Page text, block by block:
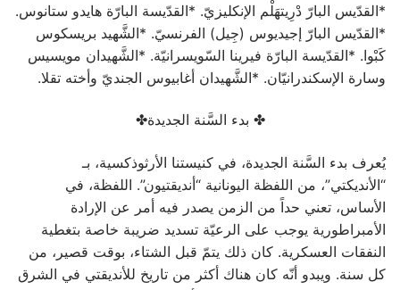
*القدّيس البارّ دْرِيتهَلْم الإنكليزيّ. *القدّيسة البارّة هايدو ستانوس.
*القدّيس البارّ إجيديوس (جِيل) الفرنسيّ. *الشَّهيد بريسكوس
كَبْوا. *القدّيسة البارّة فيرينا السّويسرانيّة. *الشَّهيدان مويسيس
وسارة الإسكندرانيّان. *الشَّهيدان أغابيوس الجنديّ وأخته تقلا.
✤ بدء السَّنة الجديدة‏✤
يُعرف بدء السَّنة الجديدة، في كنيستنا الأرثوذكسية، بـ
“الأنديكتي”، من اللفظة اليونانية “أنديقتيون”. اللفظة، في
الأساس، تعني حداً من الزمن يصدر فيه أمر عن الإرادة
الأمبراطورية يوجب على الرعيّة تسديد ضريبة خاصة بتغطية
النفقات العسكرية. كان ذلك يتمّ قبل الشتاء، بوقت قصير، من
كل سنة. ويبدو أنّه كان هناك أكثر من تاريخ للأنديقتي في الشرق